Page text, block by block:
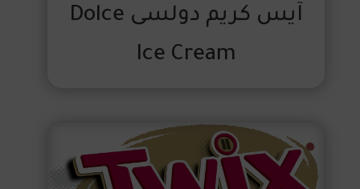
آيس كريم دولسى Dolce
Ice Cream